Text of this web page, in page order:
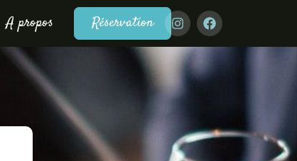
A propos Réservation